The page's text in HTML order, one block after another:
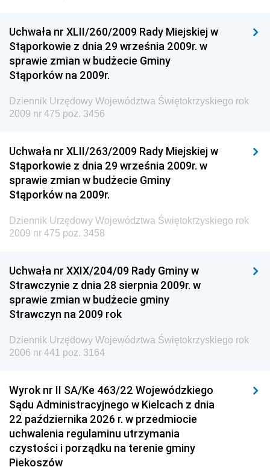
Dziennik Urzędowy Ministra Spraw Zagranicznych
Dziennik Urzędowy Centralnego Biura
Antykorupcyjnego
Wewnętrznego
Dziennik Urzędowy Urzędu Patentowego
Dziennik Urzędowy Generalnej Dyrekcji Dróg
Krajowych i Autostrad
Dziennik Urzędowy Ministra Środowiska
Dziennik Urzędowy Ministra Edukacji
Dziennik Urzędowy Ministra Przemysłu
Dziennik Urzędowy Ministra Finansów i Gospodarki
Dziennik Urzędowy Ministra do Spraw Unii
Dziennik Urzędowy Agencji Wywiadu
Uchwała nr XLII/260/2009 Rady Miejskiej w
Stąporkowie z dnia 29 września 2009r. w
sprawie zmian w budżecie Gminy
Stąporków na 2009r.
Dziennik Urzędowy Województwa Świętokrzyskiego rok
2009 nr 475 poz. 3456
Uchwała nr XLII/263/2009 Rady Miejskiej w
Stąporkowie z dnia 29 września 2009r. w
sprawie zmian w budżecie Gminy
Stąporków na 2009r.
Dziennik Urzędowy Województwa Świętokrzyskiego rok
2009 nr 475 poz. 3458
Uchwała nr XXIX/204/09 Rady Gminy w
Strawczynie z dnia 28 sierpnia 2009r. w
sprawie zmian w budżecie gminy
Strawczyn na 2009 rok
Dziennik Urzędowy Województwa Świętokrzyskiego rok
2006 nr 441 poz. 3164
Wyrok nr II SA/Ke 463/22 Wojewódzkiego
Sądu Administracyjnego w Kielcach z dnia
22 października 2026 r. w przedmiocie
uchwalenia regulaminu utrzymania
czystości i porządku na terenie gminy
Piekoszów